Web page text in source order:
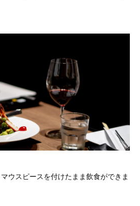
ウスピースを付けたまま飲食ができま